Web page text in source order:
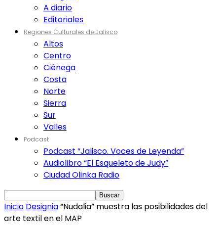
A diario
Editoriales
Regiones Culturales de Jalisco
Altos
Centro
Ciénega
Costa
Norte
Sierra
Sur
Valles
Podcast
Podcast “Jalisco. Voces de Leyenda”
Audiolibro “El Esqueleto de Judy”
Ciudad Olinka Radio
Inicio Designia“Nudalia” muestra las posibilidades del
arte textil en el MAP